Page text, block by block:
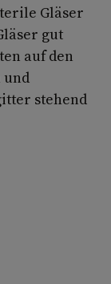
Gläser
gut
auf den
und
stehend